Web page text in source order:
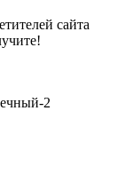
сайта
2